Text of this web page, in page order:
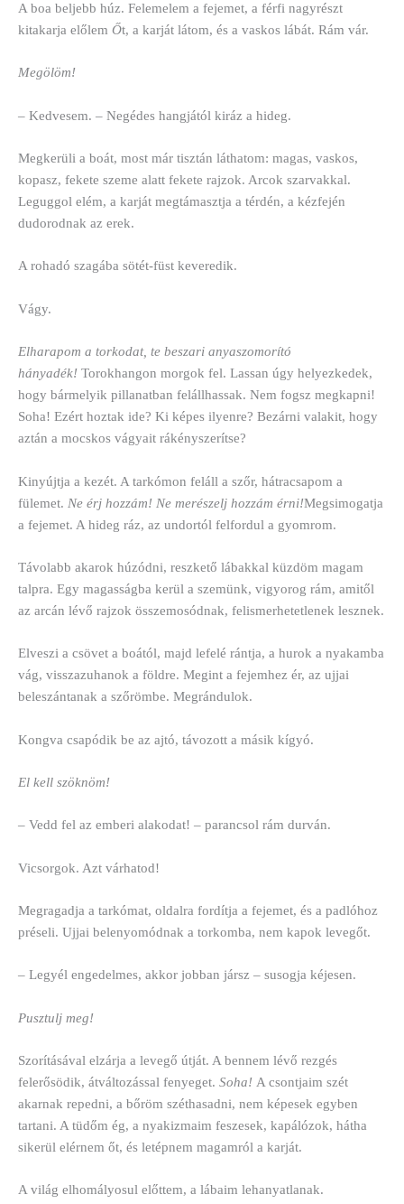
A boa beljebb húz. Felemelem a fejemet, a férfi nagyrészt
kitakarja előlem Őt, a karját látom, és a vaskos lábát. Rám vár.
Megölöm!
– Kedvesem. – Negédes hangjától kiráz a hideg.
Megkerüli a boát, most már tisztán láthatom: magas, vaskos,
kopasz, fekete szeme alatt fekete rajzok. Arcok szarvakkal.
Leguggol elém, a karját megtámasztja a térdén, a kézfején
dudorodnak az erek.
A rohadó szagába sötét-füst keveredik.
Vágy.
Elharapom a torkodat, te beszari anyaszomorító
hányadék! Torokhangon morgok fel. Lassan úgy helyezkedek,
hogy bármelyik pillanatban felállhassak. Nem fogsz megkapni!
Soha! Ezért hoztak ide? Ki képes ilyenre? Bezárni valakit, hogy
aztán a mocskos vágyait rákényszerítse?
Kinyújtja a kezét. A tarkómon feláll a szőr, hátracsapom a
fülemet. Ne érj hozzám! Ne merészelj hozzám érni!Megsimogatja
a fejemet. A hideg ráz, az undortól felfordul a gyomrom.
Távolabb akarok húzódni, reszkető lábakkal küzdöm magam
talpra. Egy magasságba kerül a szemünk, vigyorog rám, amitől
az arcán lévő rajzok összemosódnak, felismerhetetlenek lesznek.
Elveszi a csövet a boától, majd lefelé rántja, a hurok a nyakamba
vág, visszazuhanok a földre. Megint a fejemhez ér, az ujjai
beleszántanak a szőrömbe. Megrándulok.
Kongva csapódik be az ajtó, távozott a másik kígyó.
El kell szöknöm!
– Vedd fel az emberi alakodat! – parancsol rám durván.
Vicsorgok. Azt várhatod!
Megragadja a tarkómat, oldalra fordítja a fejemet, és a padlóhoz
préseli. Ujjai belenyomódnak a torkomba, nem kapok levegőt.
– Legyél engedelmes, akkor jobban jársz – susogja kéjesen.
Pusztulj meg!
Szorításával elzárja a levegő útját. A bennem lévő rezgés
felerősödik, átváltozással fenyeget. Soha! A csontjaim szét
akarnak repedni, a bőröm széthasadni, nem képesek egyben
tartani. A tüdőm ég, a nyakizmaim feszesek, kapálózok, hátha
sikerül elérnem őt, és letépnem magamról a karját.
A világ elhomályosul előttem, a lábaim lehanyatlanak.